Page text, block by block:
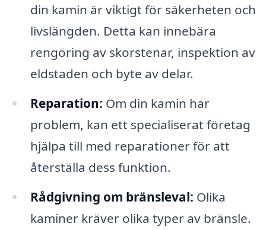
din kamin är viktigt för säkerheten och
livslängden. Detta kan innebära
rengöring av skorstenar, inspektion av
eldstaden och byte av delar.
Reparation: Om din kamin har
problem, kan ett specialiserat företag
hjälpa till med reparationer för att
återställa dess funktion.
Rådgivning om bränsleval: Olika
kaminer kräver olika typer av bränsle.